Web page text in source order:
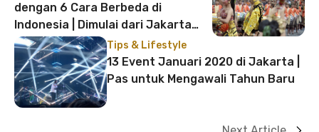
dengan 6 Cara Berbeda di
Indonesia | Dimulai dari Jakarta
sampai Toraja!
Tips & Lifestyle
13 Event Januari 2020 di Jakarta |
Pas untuk Mengawali Tahun Baru